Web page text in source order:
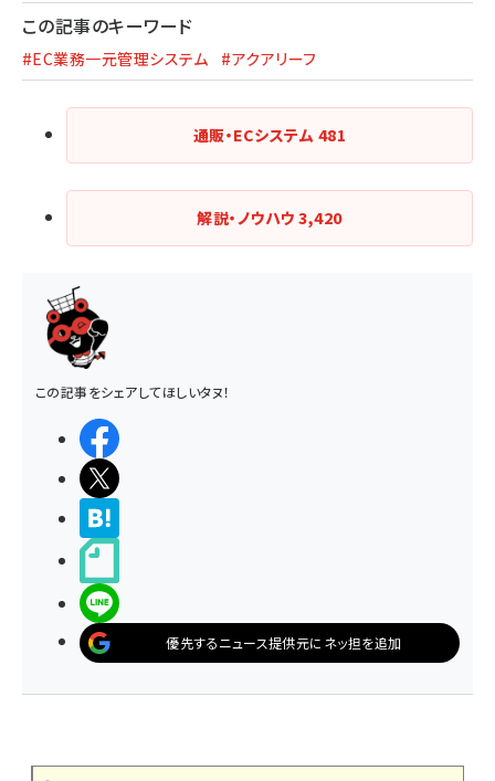
この記事のキーワード
#EC業務一元管理システム #アクアリーフ
通販・ECシステム 481
解説・ノウハウ3,420
この記事をシェアしてほしいタヌ！
優先するニュース提供元にネッ担を追加